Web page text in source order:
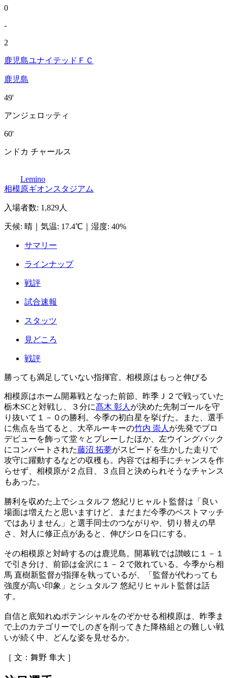
0
-
2
鹿児島ユナイテッドＦＣ
鹿児島
49'
アンジェロッティ
60'
ンドカ チャールス
Lemino
相模原ギオンスタジアム
入場者数: 1,829人
天候: 晴 気温: 17.4℃ 湿度: 40%
サマリー
ラインナップ
戦評
試合速報
スタッツ
見どころ
戦評
勝っても満足していない指揮官。相模原はもっと伸びる
相模原はホーム開幕戦となった前節、昨季Ｊ２で戦っていた
栃木SCと対戦し、３分に髙木 彰人 が決めた先制ゴールを守
り抜いて１－０の勝利。今季の初白星を挙げた。また、選手
に焦点を当てると、大卒ルーキーの竹内 崇人 が先発でプロ
デビューを飾って堂々とプレーしたほか、左ウイングバック
にコンバートされた藤沼 拓夢がスピードを生かした走りで
攻守に躍動するなどの収穫も。内容では相手にチャンスを作
らせず、相模原が２点目、３点目と決められそうなチャンス
もあった。
勝利を収めた上でシュタルフ 悠紀リヒャルト監督は「良い
場面は増えたと思いますけど、まだまだ今季のベストマッチ
ではありません」と選手同士のつながりや、切り替えの早
さ、対人に修正点があると、伸びシロを口にする。
その相模原と対峙するのは鹿児島。開幕戦では讃岐に１－１
で引き分け、前節は金沢に１－２で敗れている。今季から相
馬 直樹新監督が指揮を執っているが、「監督が代わっても
強度が高い印象」とシュタルフ 悠紀リヒャルト監督は話
す。
自信と底知れぬポテンシャルをのぞかせる相模原は、昨季ま
で上のカテゴリーでしのぎを削ってきた降格組との難しい戦
いが続く中、どんな姿を見せるか。
［ 文：舞野 隼大 ］